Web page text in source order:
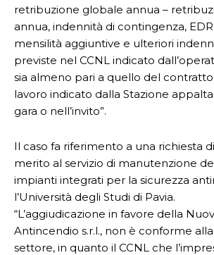
retribuzione globale annua –
annua, indennità di contingenza,
mensilità aggiuntive e ulteriori
previste nel CCNL indicato
sia almeno pari a quello del
lavoro indicato dalla Stazione
gara o nell’invito”.
Il caso fa riferimento a una richiesta
merito al servizio di manutenzione
impianti integrati per la sicurezza
l’Università degli Studi di Pavia.
“L’aggiudicazione in favore della
Antincendio s.r.l., non è conforme
settore, in quanto il CCNL che